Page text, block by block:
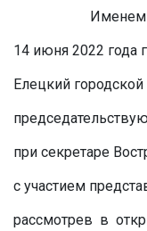
Именем
14 июня 2022 года
Елецкий
при секретаре
с участием
рассмотрев в